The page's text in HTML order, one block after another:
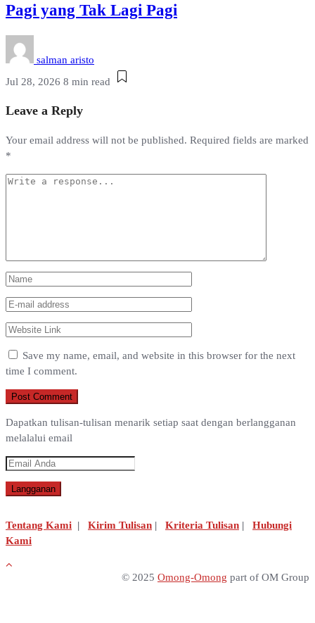
Pagi yang Tak Lagi Pagi
salman aristo
Jul 28, 2026 8 min read
Leave a Reply
Your email address will not be published. Required fields are marked
*
Save my name, email, and website in this browser for the next
time I comment.
Dapatkan tulisan-tulisan menarik setiap saat dengan berlangganan
melalalui email
Tentang Kami | Kirim Tulisan | Kriteria Tulisan | Hubungi
Kami
© 2025 Omong-Omong part of OM Group